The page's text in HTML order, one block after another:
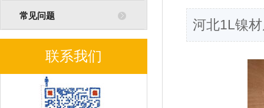
常见问题
联系我们
河北1L镍